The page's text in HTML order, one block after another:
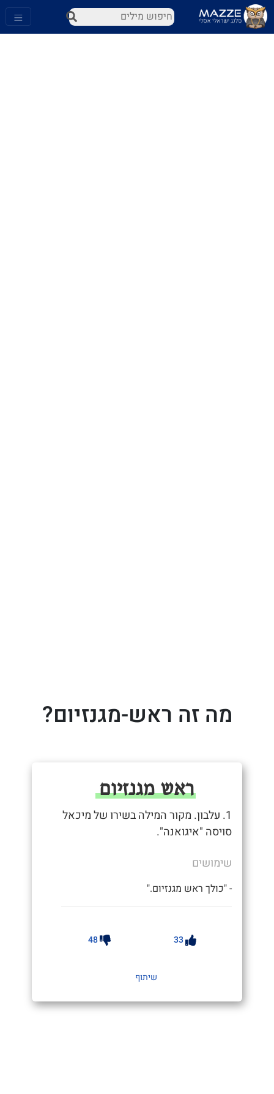
מה זה ראש-מגנזיום?
ראש מגנזיום
1. עלבון. מקור המילה בשירו של מיכאל
סויסה "איגואנה".
שימושים
- "כולך ראש מגנזיום."
33
48
שיתוף